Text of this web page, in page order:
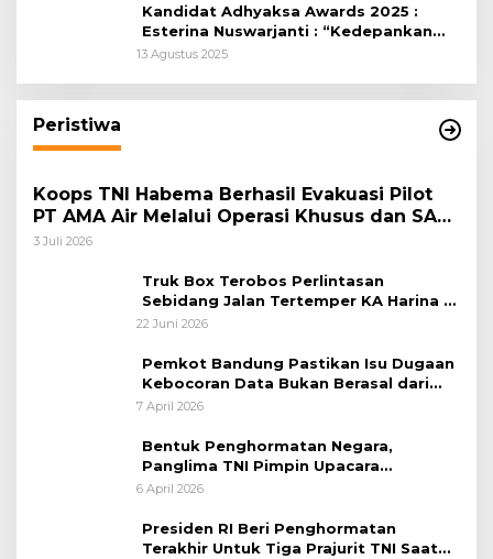
Kandidat Adhyaksa Awards 2025 :
Esterina Nuswarjanti : “Kedepankan
Keadilan Restoratif Wujudkan
13 Agustus 2025
Peristiwa
Koops TNI Habema Berhasil Evakuasi Pilot
PT AMA Air Melalui Operasi Khusus dan SAR
Taktis
3 Juli 2026
Truk Box Terobos Perlintasan
Sebidang Jalan Tertemper KA Harina di
Jalan Stasiun Poncol-Jrakah Semarang
22 Juni 2026
Pemkot Bandung Pastikan Isu Dugaan
Kebocoran Data Bukan Berasal dari
Server Disdukcapil
7 April 2026
Bentuk Penghormatan Negara,
Panglima TNI Pimpin Upacara
Pemakaman Militer
6 April 2026
Presiden RI Beri Penghormatan
Terakhir Untuk Tiga Prajurit TNI Saat